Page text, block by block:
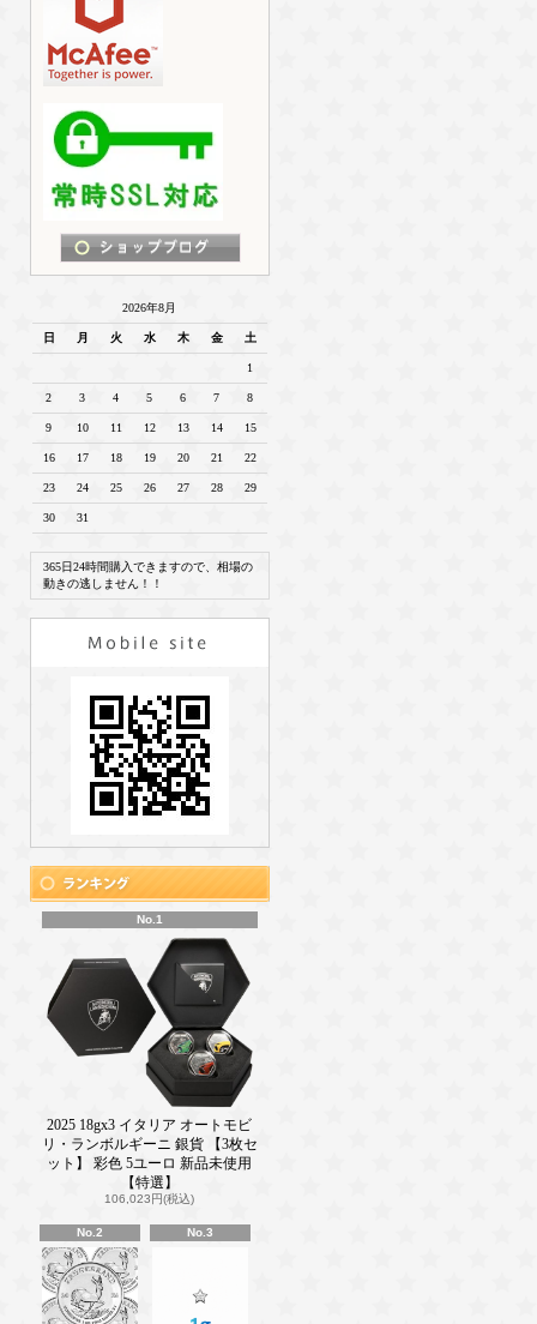
2026年8月
日 月 火 水 木 金 土
1
2 3 4 5 6 7 8
9 10 11 12 13 14 15
16 17 18 19 20 21 22
23 24 25 26 27 28 29
30 31
365日24時間購入できますので、相場の
動きの逃しません！！
No.1
2025 18gx3 イタリア オートモビ
リ・ランボルギーニ 銀貨 【3枚セ
ット】 彩色 5ユーロ 新品未使用
【特選】
106,023円(税込)
No.2 No.3